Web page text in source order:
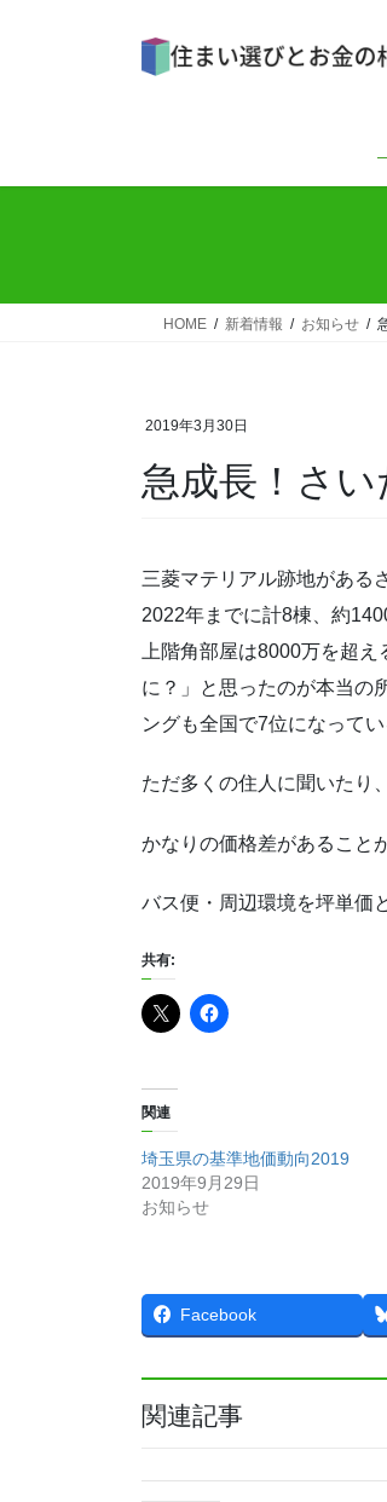
ス
ン
HOME 新着情報 お知らせ
2019年3月30日
急成長！さ
三菱マテリアル跡地がある
2022年までに計8棟、約
上階角部屋は8000万を超
に？」と思ったのが本当の
ングも全国で7位になって
ただ多くの住人に聞いたり
かなりの価格差があること
バス便・周辺環境を坪単価
共有:
関連
埼玉県の基準地価動向2019
2019年9月29日
お知らせ
Facebook
関連記事